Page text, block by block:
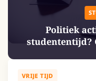
Politiek
studententijd?
VRIJE TIJD